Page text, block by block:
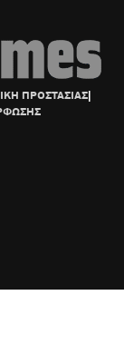
ΠΡΟΣΤΑΣΙΑΣ|